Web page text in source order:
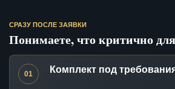
СРАЗУ ПОСЛЕ ЗАЯВКИ
Понимаете, что критично
01 Комплект под